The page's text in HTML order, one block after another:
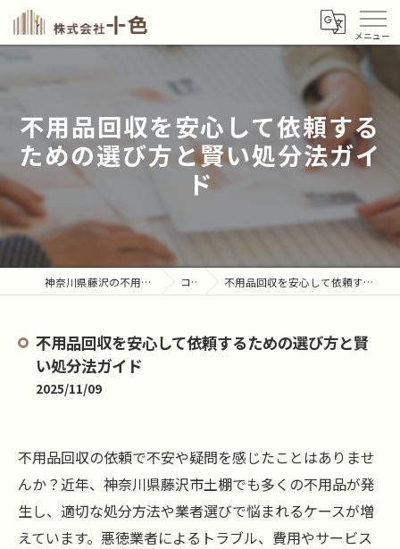
不用品回収を安心して依頼する
ための選び方と賢い処分法ガイ
ド
神奈川県藤沢の不用品回収なら株式会社十色 コラム 不用品回収を安心して依頼するための選び方と賢い処分法ガイド
不用品回収を安心して依頼するための選び方と賢
い処分法ガイド
2025/11/09
不用品回収の依頼で不安や疑問を感じたことはありませ
んか？近年、神奈川県藤沢市土棚でも多くの不用品が発
生し、適切な処分方法や業者選びで悩まれるケースが増
えています。悪徳業者によるトラブル、費用やサービス